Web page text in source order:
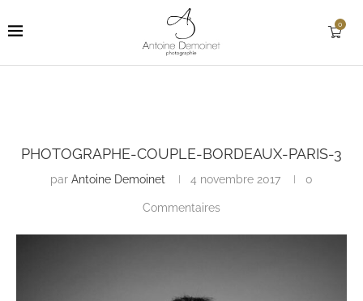
0
PHOTOGRAPHE-COUPLE-BORDEAUX-PARIS-3
par Antoine Demoinet 4 novembre 2017 0
Commentaires